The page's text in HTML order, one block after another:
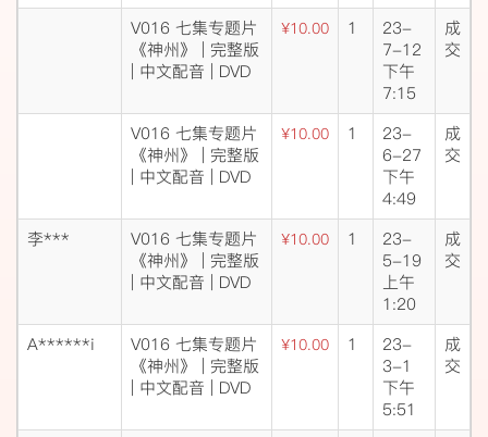
V016 七集专题片
《神州》 | 完整版
| 中文配音 | DVD
¥10.00 1
23-
7-12
下午
7:15
成
交
V016 七集专题片
《神州》 | 完整版
| 中文配音 | DVD
¥10.00 1
23-
6-27
下午
4:49
成
交
李***
V016 七集专题片
《神州》 | 完整版
| 中文配音 | DVD
¥10.00 1
23-
5-19
上午
1:20
成
交
A******i
V016 七集专题片
《神州》 | 完整版
| 中文配音 | DVD
¥10.00 1
23-
3-1
下午
5:51
成
交